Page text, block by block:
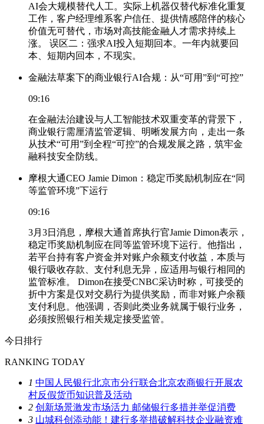
AI会大规模替代人工。实际上机器仅替代标准化重复
工作，客户经理维系客户信任、提供情感陪伴的核心
价值无可替代，市场对高技能金融人才需求持续上
涨。 误区二：强求AI投入短期回本。一年内就要回
本、短期内回本，不现实。
金融法草案下的商业银行AI合规：从“可用”到“可控”
09:16
在金融法治建设与人工智能技术双重变革的背景下，
商业银行需厘清监管逻辑、明晰发展方向，走出一条
从技术“可用”到全程“可控”的合规发展之路，筑牢金
融科技安全防线。
摩根大通CEO Jamie Dimon：稳定币奖励机制应在“同
等监管环境”下运行
09:16
3月3日消息，摩根大通首席执行官Jamie Dimon表示，
稳定币奖励机制应在同等监管环境下运行。他指出，
若平台持有客户资金并对账户余额支付收益，本质与
银行吸收存款、支付利息无异，应适用与银行相同的
监管标准。 Dimon在接受CNBC采访时称，可接受的
折中方案是仅对交易行为提供奖励，而非对账户余额
支付利息。他强调，否则此类业务就属于银行业务，
必须按照银行相关规定接受监管。
今日排行
RANKING TODAY
1 中国人民银行北京市分行联合北京农商银行开展农
村反假货币知识普及活动
2 创新场景激发市场活力 邮储银行多措并举促消费
3 山城科创添动能！建行多举措破解科技企业融资难